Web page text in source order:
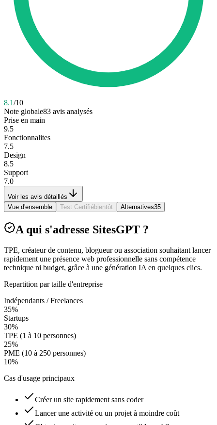
8.1/10
Note globale83 avis analysés
Prise en main
9.5
Fonctionnalites
7.5
Design
8.5
Support
7.0
Voir les avis détaillés
Vue d'ensemble
Test Certifiébientôt Alternatives35
A qui s'adresse SitesGPT ?
TPE, créateur de contenu, blogueur ou association souhaitant lancer
rapidement une présence web professionnelle sans compétence
technique ni budget, grâce à une génération IA en quelques clics.
Repartition par taille d'entreprise
Indépendants / Freelances
35%
Startups
30%
TPE (1 à 10 personnes)
25%
PME (10 à 250 personnes)
10%
Cas d'usage principaux
Créer un site rapidement sans coder
Lancer une activité ou un projet à moindre coût